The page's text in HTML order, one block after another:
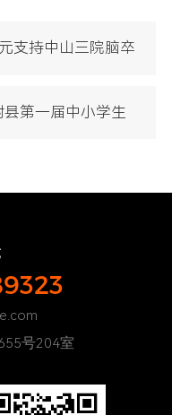
支持中山三院脑卒
第一届中小学生
号204室